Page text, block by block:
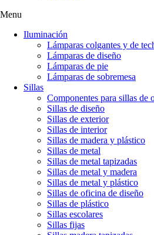
Menu
Iluminación
Lámparas colgantes y de
Lámparas de diseño
Lámparas de pie
Lámparas de sobremesa
Sillas
Componentes para sillas de
Sillas de diseño
Sillas de exterior
Sillas de interior
Sillas de madera y plástico
Sillas de metal
Sillas de metal tapizadas
Sillas de metal y madera
Sillas de metal y plástico
Sillas de oficina de diseño
Sillas de plástico
Sillas escolares
Sillas fijas